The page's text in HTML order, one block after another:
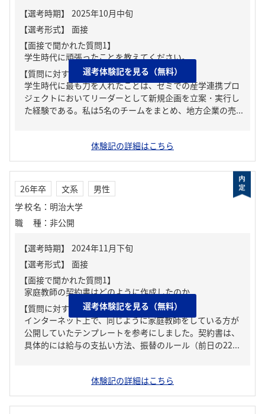
【面接で聞かれた質問1】
学生時代に頑張ったことを教えてください。
【質問に対する回答1】
学生時代に最も力を入れたことは、ゼミでの産学連携プロ
ジェクトにおいてリーダーとして新規企画を立案・実行し
た経験である。私は5名のチームをまとめ、地方企業の売...
選考体験記を見る（無料）
体験記の詳細はこちら
26年卒 文系
男性
学校名 ： 明治大学
職種 ： 非公開
【面接で聞かれた質問1】
家庭教師の契約書はどのように作成したのか
【質問に対する回答1】
インターネット上で、同じように家庭教師をしている方が
公開していたテンプレートを参考にしました。契約書は、
具体的には給与の支払い方法、振替のルール（前日の22...
選考体験記を見る（無料）
体験記の詳細はこちら